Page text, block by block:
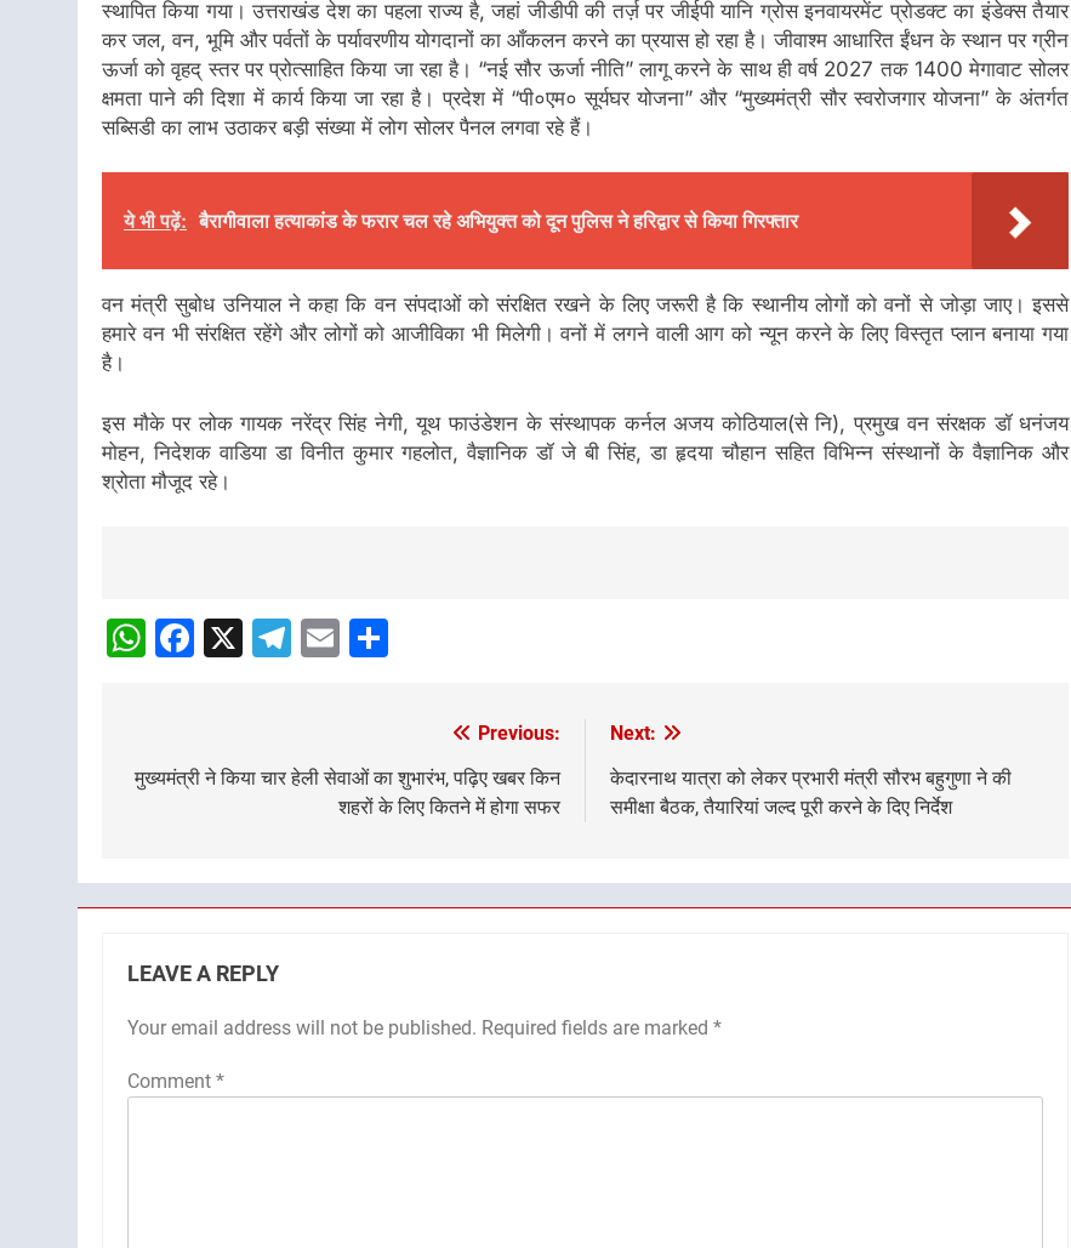
स्थापित किया गया। उत्तराखंड देश का पहला राज्य है, जहां जीडीपी की तर्ज़ पर जीईपी यानि ग्रोस इनवायरमेंट प्रोडक्ट का इंडेक्स तैयार
कर जल, वन, भूमि और पर्वतों के पर्यावरणीय योगदानों का आँकलन करने का प्रयास हो रहा है। जीवाश्म आधारित ईंधन के स्थान पर ग्रीन
ऊर्जा को वृहद् स्तर पर प्रोत्साहित किया जा रहा है। “नई सौर ऊर्जा नीति” लागू करने के साथ ही वर्ष 2027 तक 1400 मेगावाट सोलर
क्षमता पाने की दिशा में कार्य किया जा रहा है। प्रदेश में “पी०एम० सूर्यघर योजना” और “मुख्यमंत्री सौर स्वरोजगार योजना” के अंतर्गत
सब्सिडी का लाभ उठाकर बड़ी संख्या में लोग सोलर पैनल लगवा रहे हैं।
ये भी पढ़ें: बैरागीवाला हत्याकांड के फरार चल रहे अभियुक्त को दून पुलिस ने हरिद्वार से किया गिरफ्तार
वन मंत्री सुबोध उनियाल ने कहा कि वन संपदाओं को संरक्षित रखने के लिए जरूरी है कि स्थानीय लोगों को वनों से जोड़ा जाए। इससे
हमारे वन भी संरक्षित रहेंगे और लोगों को आजीविका भी मिलेगी। वनों में लगने वाली आग को न्यून करने के लिए विस्तृत प्लान बनाया गया
है।
इस मौके पर लोक गायक नरेंद्र सिंह नेगी, यूथ फाउंडेशन के संस्थापक कर्नल अजय कोठियाल(से नि), प्रमुख वन संरक्षक डॉ धनंजय
मोहन, निदेशक वाडिया डा विनीत कुमार गहलोत, वैज्ञानिक डॉ जे बी सिंह, डा हृदया चौहान सहित विभिन्न संस्थानों के वैज्ञानिक और
श्रोता मौजूद रहे।
Navigation
WhatsApp
Facebook
X Telegram
Email
navigation
Previous:
मुख्यमंत्री ने किया चार हेली सेवाओं का शुभारंभ, पढ़िए खबर किन
शहरों के लिए कितने में होगा सफर
Next:
केदारनाथ यात्रा को लेकर प्रभारी मंत्री सौरभ बहुगुणा ने की
समीक्षा बैठक, तैयारियां जल्द पूरी करने के दिए निर्देश
LEAVE A REPLY
Your email address will not be published. Required fields are marked *
Comment *